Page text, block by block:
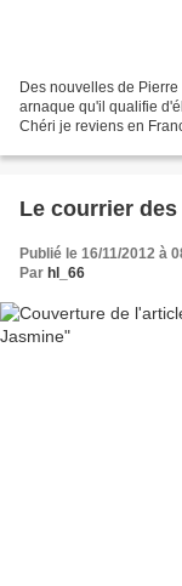
Des nouvelles de
arnaque qu'il qualifie
Chéri je reviens en
Le courrier
Publié le 16/11/2012 à
Par hl_66